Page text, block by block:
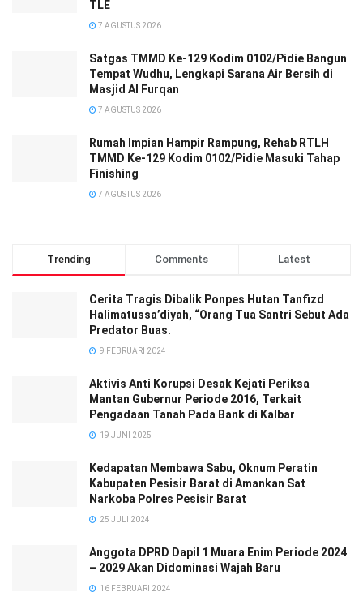
TLE
7 AGUSTUS 2026
Satgas TMMD Ke-129 Kodim 0102/Pidie Bangun
Tempat Wudhu, Lengkapi Sarana Air Bersih di
Masjid Al Furqan
7 AGUSTUS 2026
Rumah Impian Hampir Rampung, Rehab RTLH
TMMD Ke-129 Kodim 0102/Pidie Masuki Tahap
Finishing
7 AGUSTUS 2026
Trending Comments Latest
Cerita Tragis Dibalik Ponpes Hutan Tanfizd
Halimatussa’diyah, “Orang Tua Santri Sebut Ada
Predator Buas.
9 FEBRUARI 2024
Aktivis Anti Korupsi Desak Kejati Periksa
Mantan Gubernur Periode 2016, Terkait
Pengadaan Tanah Pada Bank di Kalbar
19 JUNI 2025
Kedapatan Membawa Sabu, Oknum Peratin
Kabupaten Pesisir Barat di Amankan Sat
Narkoba Polres Pesisir Barat
25 JULI 2024
Anggota DPRD Dapil 1 Muara Enim Periode 2024
– 2029 Akan Didominasi Wajah Baru
16 FEBRUARI 2024